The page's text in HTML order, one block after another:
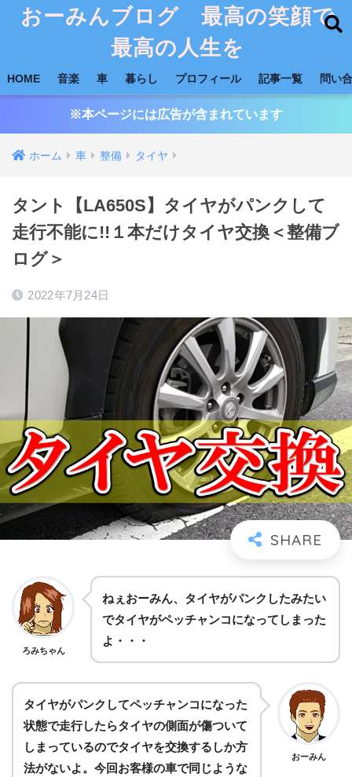
おーみんブログ 最高の笑顔で
最高の人生を
HOME 音楽 車 暮らし プロフィール 記事一覧 問い
※本ページには広告が含まれています
ホーム 車 整備 タイヤ
タント【LA650S】タイヤがパンクして
走行不能に!!１本だけタイヤ交換＜整備ブ
ログ＞
2022年7月24日
ろみちゃん
ねぇおーみん、タイヤがパンクしたみたい
でタイヤがペッチャンコになってしまった
よ・・・
タイヤがパンクしてペッチャンコになった
状態で走行したらタイヤの側面が傷ついて
しまっているのでタイヤを交換するしか方
法がないよ。今回お客様の車で同じような
おーみん